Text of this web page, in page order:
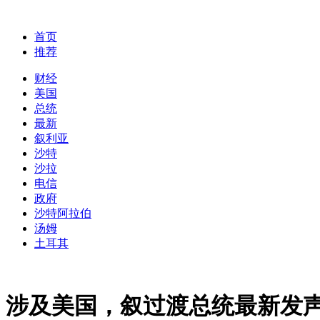
首页
推荐
财经
美国
总统
最新
叙利亚
沙特
沙拉
电信
政府
沙特阿拉伯
汤姆
土耳其
涉及美国，叙过渡总统最新发